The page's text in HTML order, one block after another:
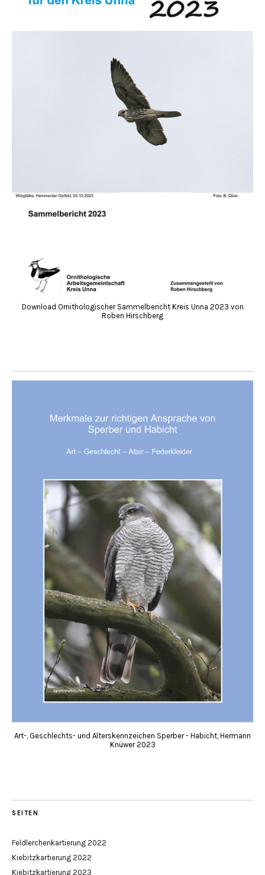
Download Ornithologischer Sammelbericht Kreis Unna 2023 von
Roben Hirschberg
Art-, Geschlechts- und Alterskennzeichen Sperber - Habicht, Hermann
Knüwer 2023
SEITEN
Feldlerchenkartierung 2022
Kiebitzkartierung 2022
Kiebitzkartierung 2023